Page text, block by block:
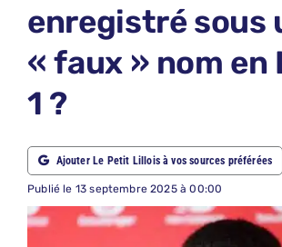
NOUS SUIVRE
Rechercher:
enregistré sous
« faux » nom en
1 ?
Ajouter Le Petit Lillois à vos sources préférées
Publié le 13 septembre 2025 à 00:00